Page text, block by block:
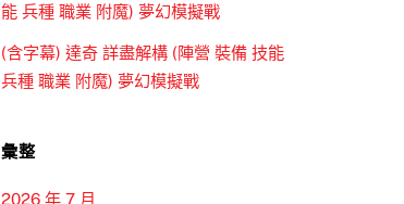
能 兵種 職業 附魔) 夢幻模擬戰
(含字幕) 達奇 詳盡解構 (陣營 裝備 技能
兵種 職業 附魔) 夢幻模擬戰
彙整
2026 年 7 月